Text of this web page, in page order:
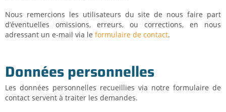
Nous remercions les utilisateurs du site de nous faire part
d’éventuelles omissions, erreurs, ou corrections, en nous
adressant un e-mail via le formulaire de contact.
Données personnelles
Les données personnelles recueillies via notre formulaire de
contact servent à traiter les demandes.